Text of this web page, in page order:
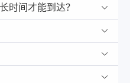
时间才能到达？